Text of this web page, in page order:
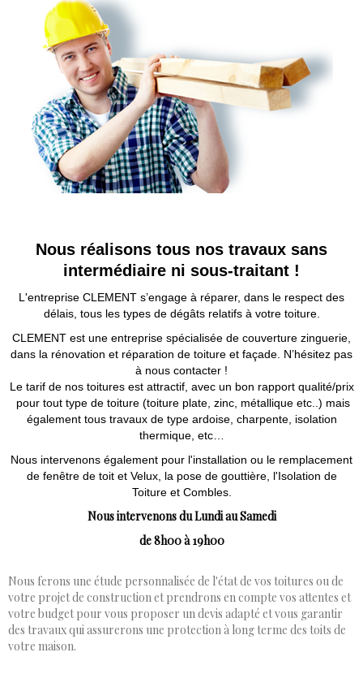
Nous réalisons tous nos travaux sans
intermédiaire ni sous-traitant !
L'entreprise CLEMENT s’engage à réparer, dans le respect des
délais, tous les types de dégâts relatifs à votre toiture.
CLEMENT est une entreprise spécialisée de couverture zinguerie,
dans la rénovation et réparation de toiture et façade. N’hésitez pas
à nous contacter !
Le tarif de nos toitures est attractif, avec un bon rapport qualité/prix
pour tout type de toiture (toiture plate, zinc, métallique etc..) mais
également tous travaux de type ardoise, charpente, isolation
thermique, etc…
Nous intervenons également pour l'installation ou le remplacement
de fenêtre de toit et Velux, la pose de gouttière, l'Isolation de
Toiture et Combles.
Nous intervenons du Lundi au Samedi
de 8h00 à 19h00
Nous ferons une étude personnalisée de l'état de vos toitures ou de
votre projet de construction et prendrons en compte vos attentes et
votre budget pour vous proposer un devis adapté et vous garantir
des travaux qui assurerons une protection à long terme des toits de
votre maison.